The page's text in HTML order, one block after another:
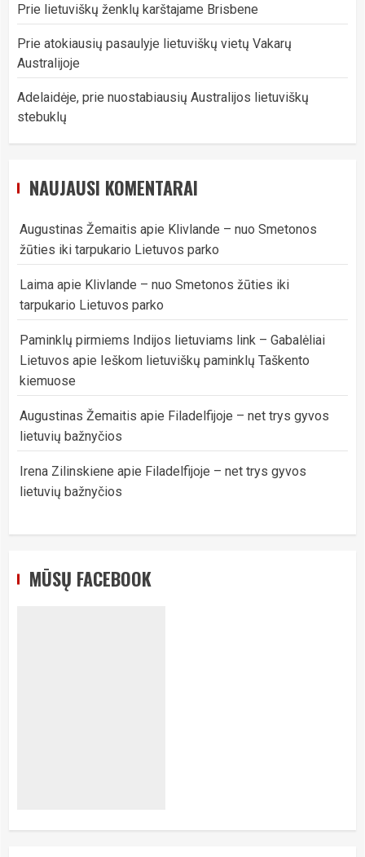
Prie lietuviškų ženklų karštajame Brisbene
Prie atokiausių pasaulyje lietuviškų vietų Vakarų
Australijoje
Adelaidėje, prie nuostabiausių Australijos lietuviškų
stebuklų
NAUJAUSI KOMENTARAI
Augustinas Žemaitis apie Klivlande – nuo Smetonos
žūties iki tarpukario Lietuvos parko
Laima apie Klivlande – nuo Smetonos žūties iki
tarpukario Lietuvos parko
Paminklų pirmiems Indijos lietuviams link – Gabalėliai
Lietuvos apie Ieškom lietuviškų paminklų Taškento
kiemuose
Augustinas Žemaitis apie Filadelfijoje – net trys gyvos
lietuvių bažnyčios
Irena Zilinskiene apie Filadelfijoje – net trys gyvos
lietuvių bažnyčios
MŪSŲ FACEBOOK